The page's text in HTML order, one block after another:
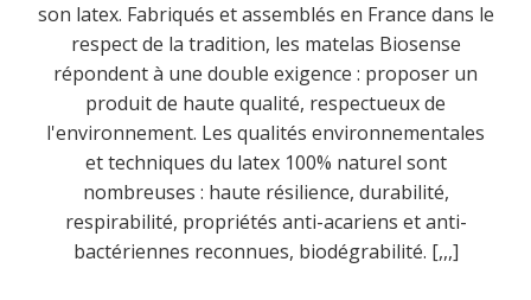
son latex. Fabriqués et assemblés en France dans le
respect de la tradition, les matelas Biosense
répondent à une double exigence : proposer un
produit de haute qualité, respectueux de
l'environnement. Les qualités environnementales
et techniques du latex 100% naturel sont
nombreuses : haute résilience, durabilité,
respirabilité, propriétés anti-acariens et anti-
bactériennes reconnues, biodégrabilité. [,,,]